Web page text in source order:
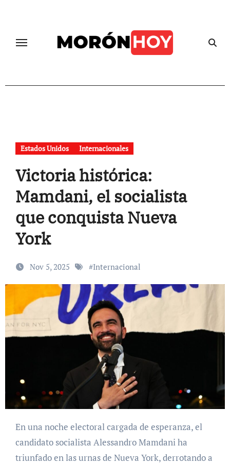
Estados Unidos Internacionales
Victoria histórica:
Mamdani, el socialista
que conquista Nueva
York
Nov 5, 2025 #Internacional
En una noche electoral cargada de esperanza, el
candidato socialista Alessandro Mamdani ha
triunfado en las urnas de Nueva York, derrotando a